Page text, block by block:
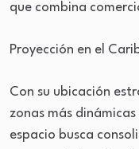
que combina
Proyección en el
Con su ubicación
zonas más
espacio busca